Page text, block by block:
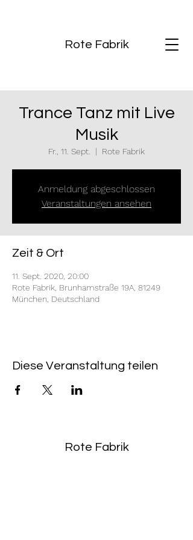
Rote Fabrik
Trance Tanz mit Live
Musik
Fr., 11. Sept.
  |
Rote Fabrik
Anmeldung abgeschlossen
Veranstaltungen ansehen
Zeit & Ort
11. Sept. 2020, 20:00
Rote Fabrik, Brunhamstraße 19A, 81249
München, Deutschland
Diese Veranstaltung teilen
Rote Fabrik